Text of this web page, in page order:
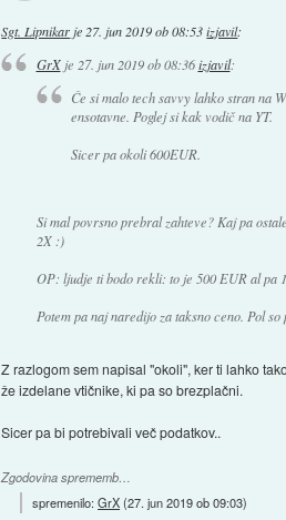
Sgt. Lipnikar je 27. jun 2019 ob 08:53 izjavil:
GrXje 27. jun 2019 ob 08:36 izjavil:
Če si malo tech savvy lahko stran na
ensotavne. Poglej si kak vodič na YT.
Sicer pa okoli 600EUR.
Si mal povrsno prebral zahteve? Kaj pa
2X :)
OP: ljudje ti bodo rekli: to je 500 EUR al pa
Potem pa naj naredijo za taksno ceno. Pol
Z razlogom sem napisal "okoli", ker ti lahko
že izdelane vtičnike, ki pa so brezplačni.
Sicer pa bi potrebivali več podatkov..
Zgodovina sprememb…
spremenilo:GrX(27. jun 2019 ob 09:03)